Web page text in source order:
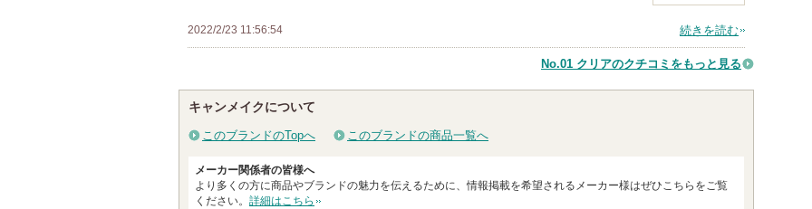
ま
い
2022/2/23 11:56:54 続きを読む
No.01 クリアのクチコミをもっと見る
キャンメイクについて
このブランドのTopへ このブランドの商品一覧へ
メーカー関係者の皆様へ
より多くの方に商品やブランドの魅力を伝えるために、情報掲載を希望されるメーカー様はぜひこちらをご覧
ください。 詳細はこちら